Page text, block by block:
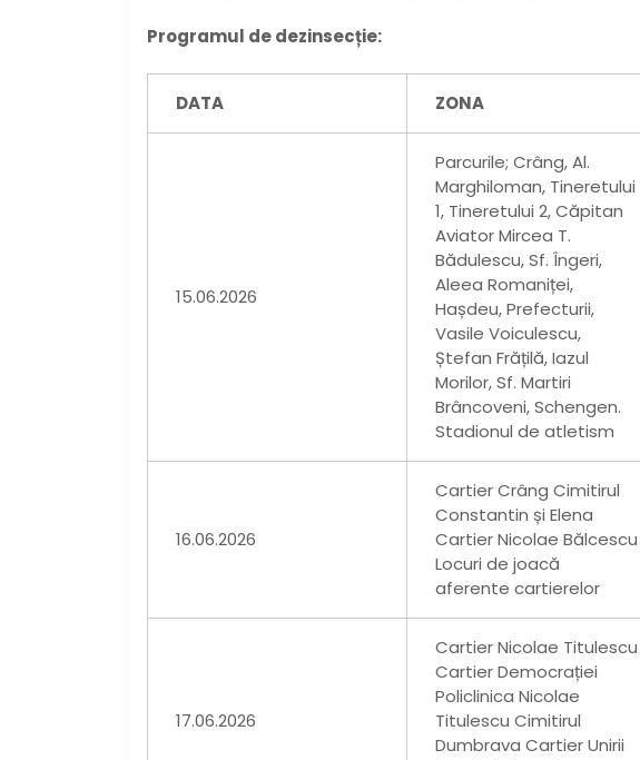
Programul de dezinsecție:
DATA ZONA
15.06.2026
Parcurile; Crâng, Al.
Marghiloman, Tineretului
1, Tineretului 2, Căpitan
Aviator Mircea T.
Bădulescu, Sf. Îngeri,
Aleea Romaniței,
Hașdeu, Prefecturii,
Vasile Voiculescu,
Ștefan Frățilă, Iazul
Morilor, Sf. Martiri
Brâncoveni, Schengen.
Stadionul de atletism
16.06.2026
Cartier Crâng Cimitirul
Constantin și Elena
Cartier Nicolae Bălcescu
Locuri de joacă
aferente cartierelor
17.06.2026
Cartier Nicolae Titulescu
Cartier Democrației
Policlinica Nicolae
Titulescu Cimitirul
Dumbrava Cartier Unirii